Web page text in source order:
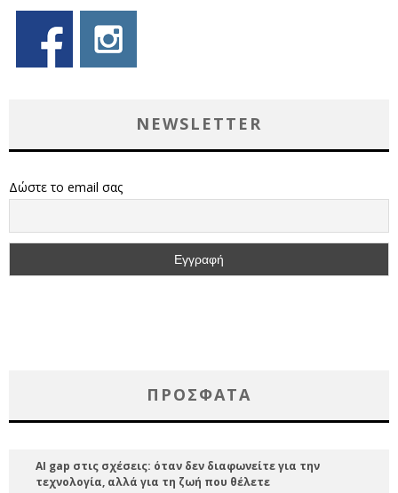
NEWSLETTER
Δώστε το email σας
ΠΡΌΣΦΑΤΑ
AI gap στις σχέσεις: όταν δεν διαφωνείτε για την
τεχνολογία, αλλά για τη ζωή που θέλετε